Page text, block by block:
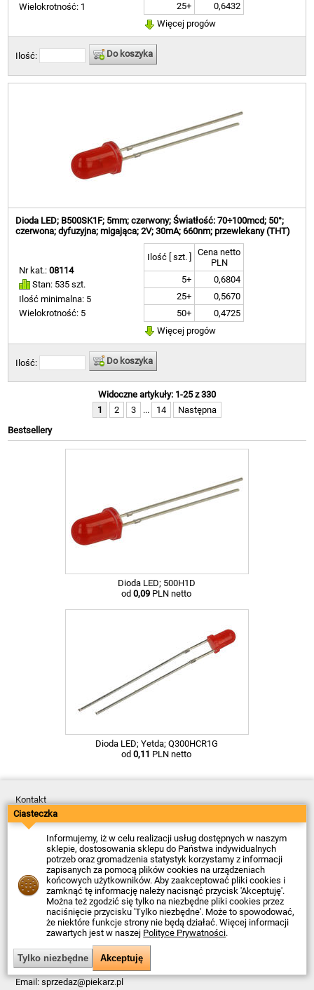
Wielokrotność: 1
25+
0,6432
Więcej progów
Ilość: Do koszyka
Dioda LED; B500SK1F; 5mm; czerwony; Światłość: 70÷100mcd; 50°;
czerwona; dyfuzyjna; migająca; 2V; 30mA; 660nm; przewlekany (THT)
Nr kat.:08114
Stan: 535 szt.
Ilość minimalna: 5
Wielokrotność: 5
Ilość [ szt. ]
Cena netto
PLN
5+
0,6804
25+
0,5670
50+
0,4725
Więcej progów
Ilość: Do koszyka
Widoczne artykuły: 1-25 z 330
1
2 3 ... 14
Następna
Bestsellery
Dioda LED; 500H1D
od 0,09 PLN netto
Dioda LED; Yetda; Q300HCR1G
od 0,11 PLN netto
Kontakt
Dostawa
Płatność
Zwroty
Reklamacje
Regulamin
Polityka Prywatności
O Firmie
Data ostatniej aktualizacji: 2026-08-07
© Firma Piekarz Sp. z o.o. 2000-2026
Sklep elektroniczny Firma Piekarz Sp. z o.o.
ul. Wólczyńska 206
01-919 Warszawa
NIP: 118-15-77-240
Email:sprzedaz@piekarz.pl
Ciasteczka
Informujemy, iż w celu realizacji usług dostępnych w naszym
sklepie, dostosowania sklepu do Państwa indywidualnych
potrzeb oraz gromadzenia statystyk korzystamy z informacji
zapisanych za pomocą plików cookies na urządzeniach
końcowych użytkowników. Aby zaakceptować pliki cookies i
zamknąć tę informację należy nacisnąć przycisk 'Akceptuję'.
Można też zgodzić się tylko na niezbędne pliki cookies przez
naciśnięcie przycisku 'Tylko niezbędne'. Może to spowodować,
że niektóre funkcje strony nie będą działać. Więcej informacji
zawartych jest w naszej Polityce Prywatności.